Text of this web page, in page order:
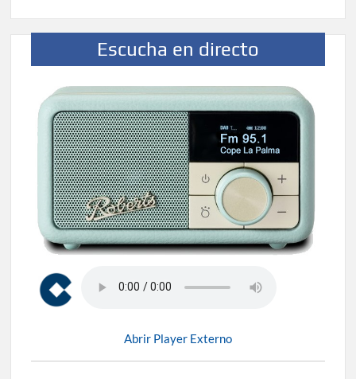
Escucha en directo
Abrir Player Externo